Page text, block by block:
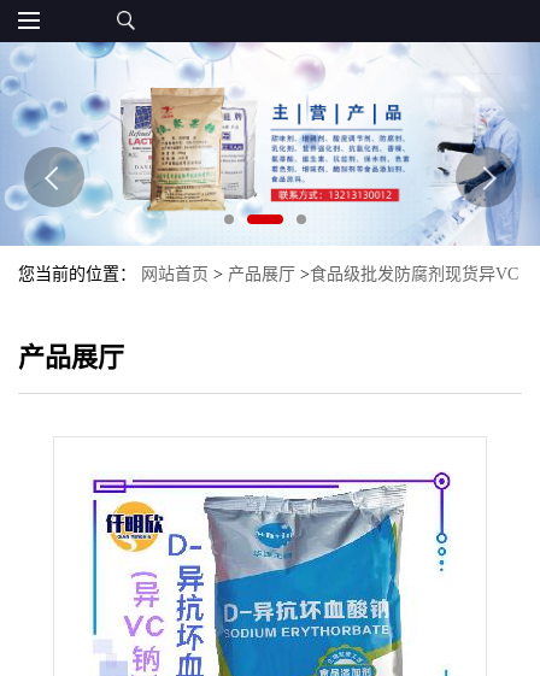
您当前的位置： 网站首页 > 产品展厅 >食品级批发防腐剂现货异VC
产品展厅